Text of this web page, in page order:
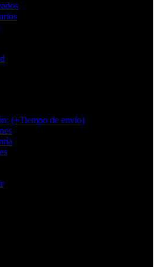
(+Tiempo de envío)